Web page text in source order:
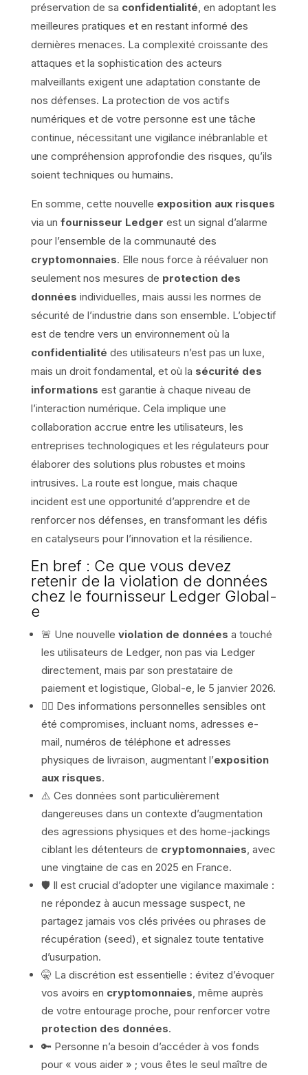
préservation de sa confidentialité, en adoptant les
meilleures pratiques et en restant informé des
dernières menaces. La complexité croissante des
attaques et la sophistication des acteurs
malveillants exigent une adaptation constante de
nos défenses. La protection de vos actifs
numériques et de votre personne est une tâche
continue, nécessitant une vigilance inébranlable et
une compréhension approfondie des risques, qu’ils
soient techniques ou humains.
En somme, cette nouvelle exposition aux risques
via un fournisseur Ledger est un signal d’alarme
pour l’ensemble de la communauté des
cryptomonnaies. Elle nous force à réévaluer non
seulement nos mesures de protection des
données individuelles, mais aussi les normes de
sécurité de l’industrie dans son ensemble. L’objectif
est de tendre vers un environnement où la
confidentialité des utilisateurs n’est pas un luxe,
mais un droit fondamental, et où la sécurité des
informations est garantie à chaque niveau de
l’interaction numérique. Cela implique une
collaboration accrue entre les utilisateurs, les
entreprises technologiques et les régulateurs pour
élaborer des solutions plus robustes et moins
intrusives. La route est longue, mais chaque
incident est une opportunité d’apprendre et de
renforcer nos défenses, en transformant les défis
en catalyseurs pour l’innovation et la résilience.
En bref : Ce que vous devez
retenir de la violation de données
chez le fournisseur Ledger Global-
e
🚨 Une nouvelle violation de données a touché
les utilisateurs de Ledger, non pas via Ledger
directement, mais par son prestataire de
paiement et logistique, Global-e, le 5 janvier 2026.
🕵️‍♂️ Des informations personnelles sensibles ont
été compromises, incluant noms, adresses e-
mail, numéros de téléphone et adresses
physiques de livraison, augmentant l’exposition
aux risques.
⚠️ Ces données sont particulièrement
dangereuses dans un contexte d’augmentation
des agressions physiques et des home-jackings
ciblant les détenteurs de cryptomonnaies, avec
une vingtaine de cas en 2025 en France.
🛡️ Il est crucial d’adopter une vigilance maximale :
ne répondez à aucun message suspect, ne
partagez jamais vos clés privées ou phrases de
récupération (seed), et signalez toute tentative
d’usurpation.
🤫 La discrétion est essentielle : évitez d’évoquer
vos avoirs en cryptomonnaies, même auprès
de votre entourage proche, pour renforcer votre
protection des données.
🔑 Personne n’a besoin d’accéder à vos fonds
pour « vous aider » ; vous êtes le seul maître de